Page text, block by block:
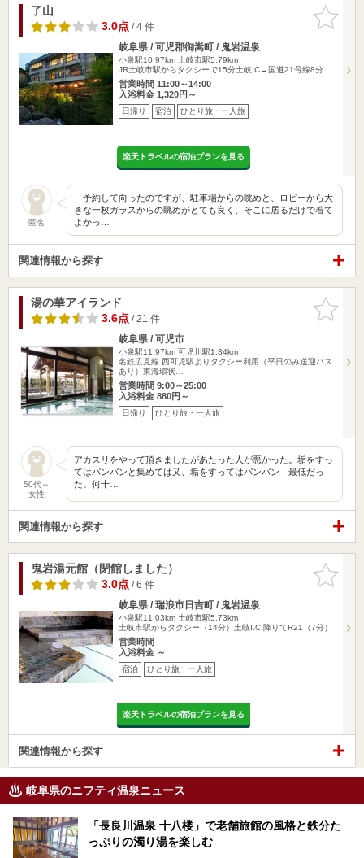
お気に入
りに追加
了山
3.0点/ 4 件
岐阜県 / 可児郡御嵩町 / 鬼岩温泉
小泉駅10.97km 土岐市駅5.79km
JR土岐市駅からタクシーで15分土岐IC→国道21号線8分
営業時間 11:00～14:00
入浴料金 1,320円～
日帰り 宿泊 ひとり旅・一人旅
楽天トラベルの宿泊プランを見る
匿名
予約して向ったのですが、駐車場からの眺めと、ロビーから大
きな一枚ガラスからの眺めがとても良く、そこに居るだけで着て
よかっ…
関連情報から探す
お気に入
りに追加
湯の華アイランド
3.6点/ 21 件
岐阜県 / 可児市
小泉駅11.97km 可児川駅1.34km
名鉄広見線 西可児駅よりタクシー利用（平日のみ送迎バス
あり）東海環状…
営業時間 9:00～25:00
入浴料金 880円～
日帰り ひとり旅・一人旅
50代～
女性
アカスリをやって頂きましたがあたった人が悪かった。垢をすっ
てはパンパンと集めては又、垢をすってはパンパン 最低だっ
た。何十…
関連情報から探す
お気に入
りに追加
鬼岩湯元館（閉館しました）
3.0点/ 6 件
岐阜県 / 瑞浪市日吉町 / 鬼岩温泉
小泉駅11.03km 土岐市駅5.73km
土岐市駅からタクシー（14分）土岐I.C.降りてR21（7分）
営業時間
入浴料金 ～
宿泊 ひとり旅・一人旅
楽天トラベルの宿泊プランを見る
関連情報から探す
岐阜県のニフティ温泉ニュース
「長良川温泉 十八楼」で老舗旅館の風格と鉄分た
っぷりの濁り湯を楽しむ